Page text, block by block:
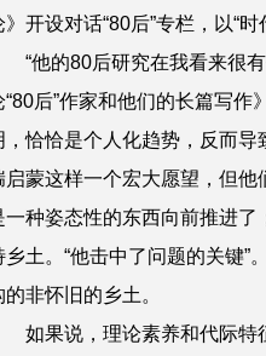
》开设对话“80后”专栏，以“
“他的80后研究在我看来很有
“80后”作家和他们的长篇写
，恰恰是个人化趋势，反而
启蒙这样一个宏大愿望，但
一种姿态性的东西向前推进
乡土。“他击中了问题的关键”。
的非怀旧的乡土。
如果说，理论素养和代际特